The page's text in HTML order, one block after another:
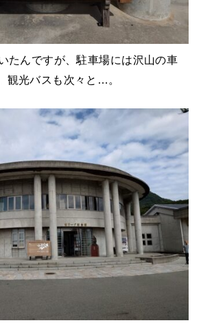
たんですが、駐車場には沢山の車
観光バスも次々と…。